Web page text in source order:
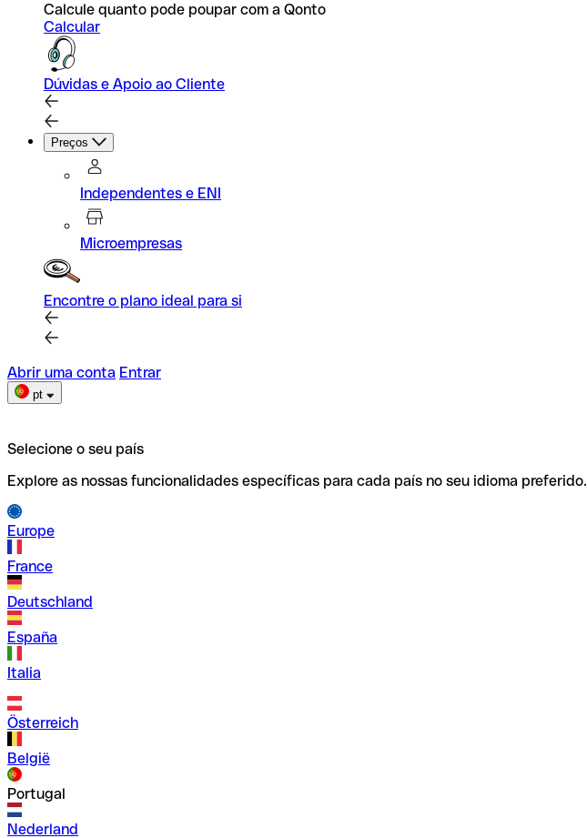
Calcule quanto pode poupar com a Qonto
Calcular
Dúvidas e Apoio ao Cliente
Preços
Independentes e ENI
Microempresas
Encontre o plano ideal para si
Abrir uma conta Entrar
pt
Selecione o seu país
Explore as nossas funcionalidades específicas para cada país no seu idioma preferido.
Europe
France
Deutschland
España
Italia
Österreich
België
Portugal
Nederland